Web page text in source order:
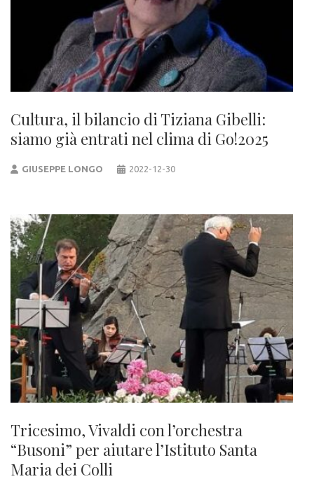
Cultura, il bilancio di Tiziana Gibelli:
siamo già entrati nel clima di Go!2025
GIUSEPPE LONGO 2022-12-30
Tricesimo, Vivaldi con l’orchestra
“Busoni” per aiutare l’Istituto Santa
Maria dei Colli